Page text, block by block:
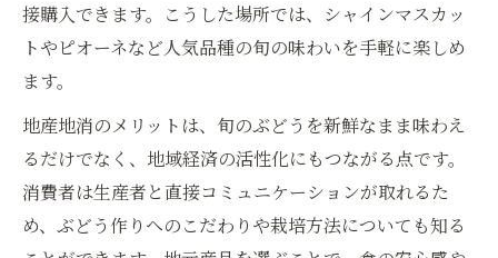
接購入できます。こうした場所では、シャインマスカッ
トやピオーネなど人気品種の旬の味わいを手軽に楽しめ
ます。
地産地消のメリットは、旬のぶどうを新鮮なまま味わえ
るだけでなく、地域経済の活性化にもつながる点です。
消費者は生産者と直接コミュニケーションが取れるた
め、ぶどう作りへのこだわりや栽培方法についても知る